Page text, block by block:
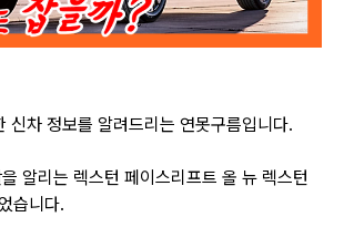
신차 정보를 알려드리는 연못구름입니다.
알리는 렉스턴 페이스리프트 올 뉴 렉스턴
습니다.